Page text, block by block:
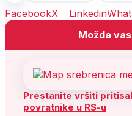
FacebookX Linkedin
Možda
Prestanite vršiti
povratnike u RS-u